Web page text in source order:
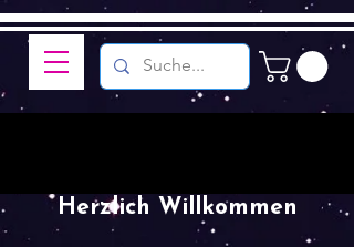
Herzlich Willkommen